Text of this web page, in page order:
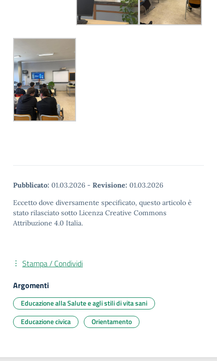
Pubblicato: 01.03.2026 - Revisione: 01.03.2026
Eccetto dove diversamente specificato, questo articolo è
stato rilasciato sotto Licenza Creative Commons
Attribuzione 4.0 Italia.
Stampa / Condividi
Argomenti
Educazione alla Salute e agli stili di vita sani
Educazione civica
Orientamento